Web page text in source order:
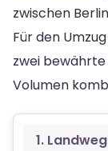
zwischen
Für den
zwei bewährte
Volumen
1.